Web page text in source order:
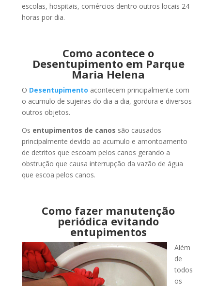
escolas, hospitais, comércios dentro outros locais 24
horas por dia.
Como acontece o
Desentupimento em Parque
Maria Helena
O Desentupimento acontecem principalmente com
o acumulo de sujeiras do dia a dia, gordura e diversos
outros objetos.
Os entupimentos de canos são causados
principalmente devido ao acumulo e amontoamento
de detritos que escoam pelos canos gerando a
obstrução que causa interrupção da vazão de água
que escoa pelos canos.
Como fazer manutenção
periódica evitando
entupimentos
Além
de
todos
os